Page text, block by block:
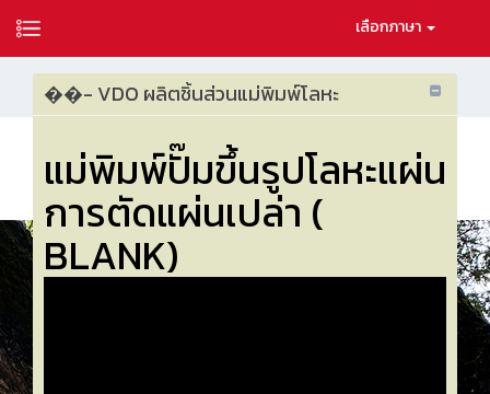
เลือกภาษา
��- VDO ผลิตชิ้นส่วนแม่พิมพ์โลหะ
แม่พิมพ์ปั๊มขึ้นรูปโลหะแผ่น
การตัดแผ่นเปล่า (
BLANK)